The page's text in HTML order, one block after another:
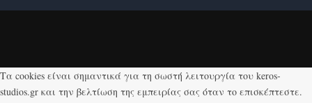
Τα cookies είναι σημαντικά για τη σωστή λειτουργία του keros-
studios.gr και την βελτίωση της εμπειρίας σας όταν το επισκέπτεστε.